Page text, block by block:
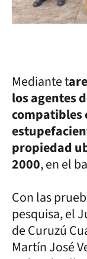
Mediante t
los agentes
compatibles
propiedad
2000, en el
Con las
pesquisa, el
de Curuzú
Martín José